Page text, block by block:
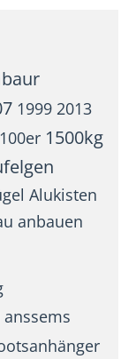
1999 2013
100er 1500kg
Alukisten
anbauen
anssems